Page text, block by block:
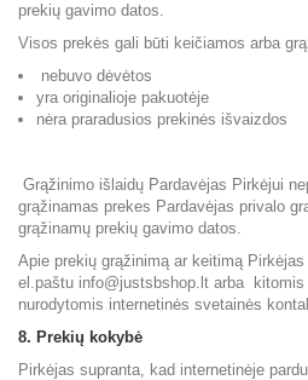
prekių gavimo datos.
Visos prekės gali būti keičiamos arba
nebuvo dėvėtos
yra originalioje pakuotėje
nėra praradusios prekinės išvaizdos
Grąžinimo išlaidų Pardavėjas Pirkėjui
grąžinamas prekes Pardavėjas privalo
grąžinamų prekių gavimo datos.
Apie prekių grąžinimą ar keitimą
el.paštu info@justsbshop.lt arba kitomis
nurodytomis internetinės svetainės
8. Prekių kokybė
Pirkėjas supranta, kad internetinėje